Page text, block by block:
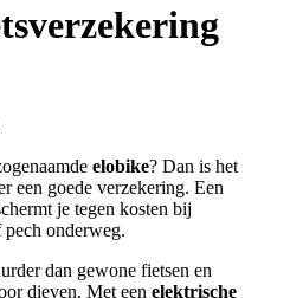
elobike? Dan is het
een goede verzekering. Een
je tegen kosten bij
onderweg.
dan gewone fietsen en
dieven. Met een elektrische